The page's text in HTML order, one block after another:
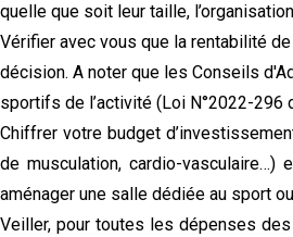
quelle que soit leur taille,
Vérifier avec vous que la rentabilité
décision. A noter que les Conseils
sportifs de l’activité (Loi N°2022-
Chiffrer votre budget
de musculation, cardio-
aménager une salle dédiée au sport
Veiller, pour toutes les dépenses